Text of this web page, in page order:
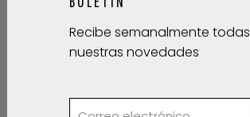
Recibe semanalmente todas
nuestras novedades